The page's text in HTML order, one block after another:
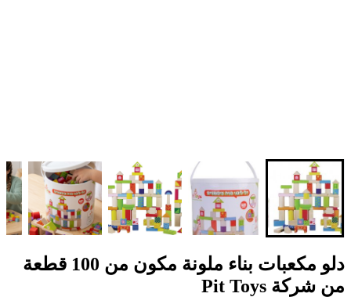
دلو مكعبات بناء ملونة مكون من 100 قطعة
من شركة Pit Toys